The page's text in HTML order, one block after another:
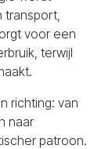
transport,
voor een
terwijl
richting: van
naar
patroon.